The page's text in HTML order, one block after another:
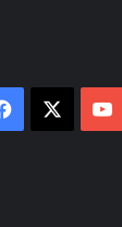
Facebook